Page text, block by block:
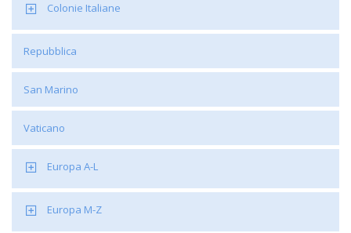
Colonie Italiane
Repubblica
San Marino
Vaticano
Europa A-L
Europa M-Z